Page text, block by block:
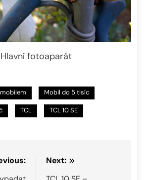
Hlavní fotoaparát
Mobil do 5 tisíc
TCL TCL 10 SE
Next: